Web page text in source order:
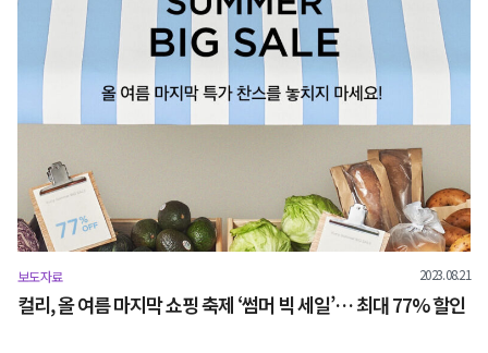
보도자료 2023.08.21
컬리, 올 여름 마지막 쇼핑 축제 ‘썸머 빅 세일’… 최대 77% 할인